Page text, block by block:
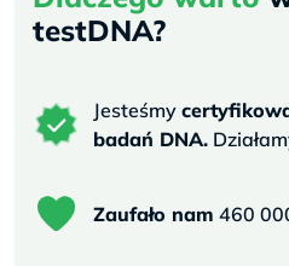
testDNA?
Jesteśmy
badań DNA.
Zaufało nam 460